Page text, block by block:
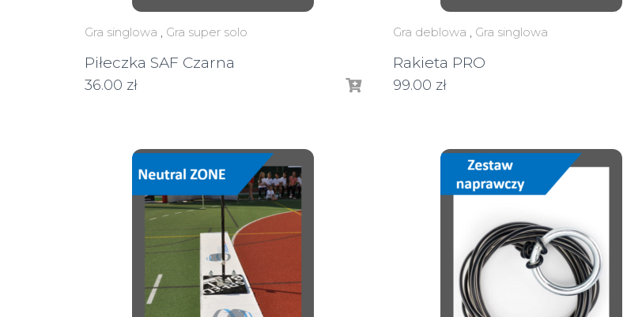
Gra singlowa , Gra super solo
Piłeczka SAF Czarna
36.00 zł
Gra deblowa , Gra singlowa
Rakieta PRO
99.00 zł